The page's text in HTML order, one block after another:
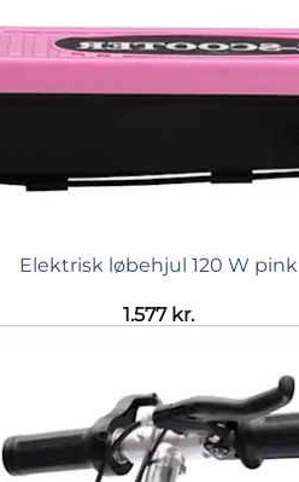
Elektrisk løbehjul 120 W pink
1.577 kr.